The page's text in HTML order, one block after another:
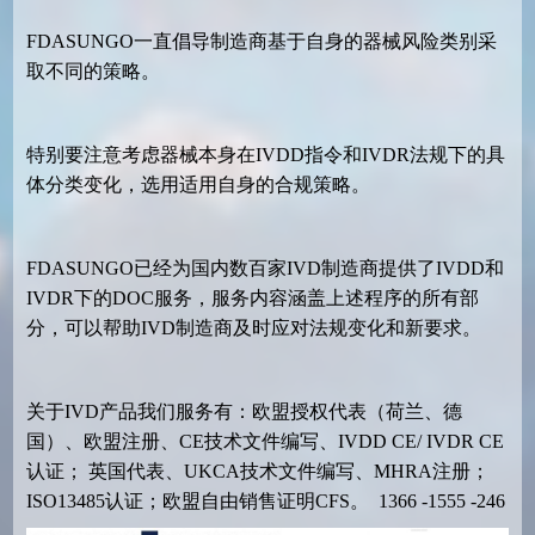
FDASUNGO一直倡导制造商基于自身的器械风险类别采
取不同的策略。
特别要注意考虑器械本身在IVDD指令和IVDR法规下的具
体分类变化，选用适用自身的合规策略。
FDASUNGO已经为国内数百家IVD制造商提供了IVDD和
IVDR下的DOC服务，服务内容涵盖上述程序的所有部
分，可以帮助IVD制造商及时应对法规变化和新要求。
关于IVD产品我们服务有：欧盟授权代表（荷兰、德
国）、欧盟注册、CE技术文件编写、IVDD CE/ IVDR CE
认证； 英国代表、UKCA技术文件编写、MHRA注册；
ISO13485认证；欧盟自由销售证明CFS。 1366 -1555 -246